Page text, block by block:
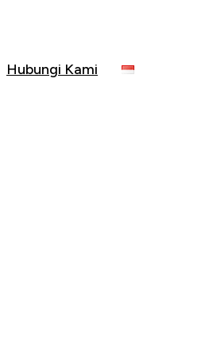
Hubungi Kami